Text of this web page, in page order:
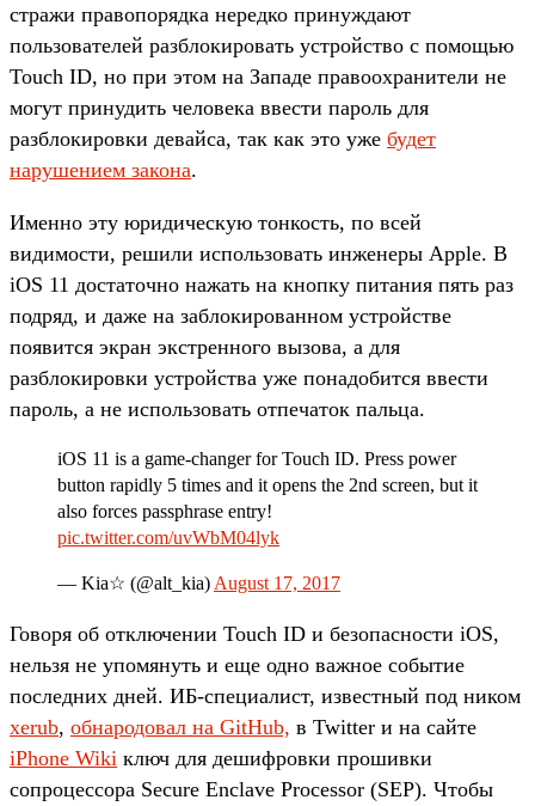
стражи правопорядка нередко принуждают
пользователей разблокировать устройство с помощью
Touch ID, но при этом на Западе правоохранители не
могут принудить человека ввести пароль для
разблокировки девайса, так как это уже будет
нарушением закона.
Именно эту юридическую тонкость, по всей
видимости, решили использовать инженеры Apple. В
iOS 11 достаточно нажать на кнопку питания пять раз
подряд, и даже на заблокированном устройстве
появится экран экстренного вызова, а для
разблокировки устройства уже понадобится ввести
пароль, а не использовать отпечаток пальца.
iOS 11 is a game-changer for Touch ID. Press power
button rapidly 5 times and it opens the 2nd screen, but it
also forces passphrase entry!
pic.twitter.com/uvWbM04lyk
— Kia‏☆ (@alt_kia) August 17, 2017
Говоря об отключении Touch ID и безопасности iOS,
нельзя не упомянуть и еще одно важное событие
последних дней. ИБ-специалист, известный под ником
xerub, обнародовал на GitHub, в Twitter и на сайте
iPhone Wiki ключ для дешифровки прошивки
сопроцессора Secure Enclave Processor (SEP). Чтобы